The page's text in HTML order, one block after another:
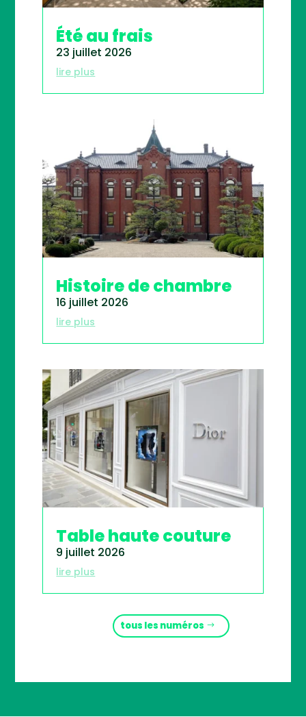
Été au frais
23 juillet 2026
lire plus
Histoire de chambre
16 juillet 2026
lire plus
Table haute couture
9 juillet 2026
lire plus
tous les numéros